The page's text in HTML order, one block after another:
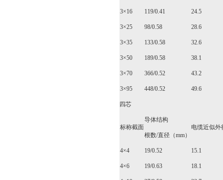
3×16 119/0.41 24.5
3×25 98/0.58 28.6
3×35 133/0.58 32.6
3×50 189/0.58 38.1
3×70 366/0.52 43.2
3×95 448/0.52 49.6
四芯
标称截面
导体结构
电缆近似外
根数/直径（mm）
4×4 19/0.52 15.1
4×6 19/0.63 18.1